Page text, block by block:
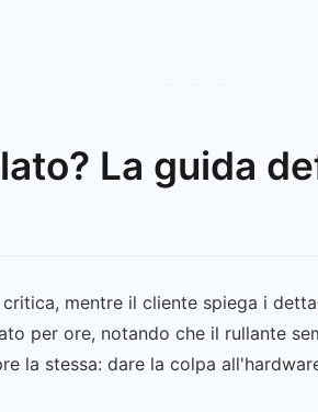
La guida
mentre il cliente spiega i
per ore, notando che il rullante
la stessa: dare la colpa